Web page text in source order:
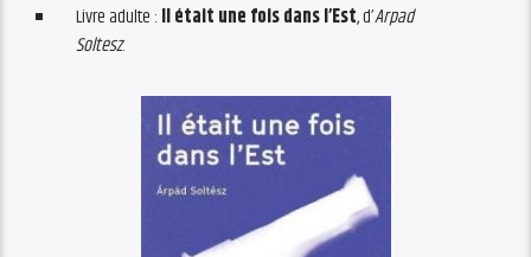
Livre adulte : Il était une fois dans l’Est, d’Arpad
Soltesz.